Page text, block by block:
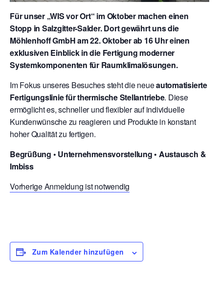
Für unser „WIS vor Ort“ im Oktober machen einen
Stopp in Salzgitter-Salder. Dort gewährt uns die
Möhlenhoff GmbH am 22. Oktober ab 16 Uhr einen
exklusiven Einblick in die Fertigung moderner
Systemkomponenten für Raumklimalösungen.
Im Fokus unseres Besuches steht die neueautomatisierte
Fertigungslinie für thermische Stellantriebe. Diese
ermöglicht es, schneller und flexibler auf individuelle
Kundenwünsche zu reagieren und Produkte in konstant
hoher Qualität zu fertigen.
Begrüßung • Unternehmensvorstellung • Austausch &
Imbiss
Vorherige Anmeldung ist notwendig
Zum Kalender hinzufügen